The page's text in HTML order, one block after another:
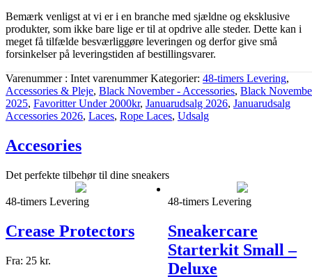
Bemærk venligst at vi er i en branche med sjældne og eksklusive
produkter, som ikke bare lige er til at opdrive alle steder. Dette kan i
meget få tilfælde besværliggøre leveringen og derfor give små
forsinkelser på leveringstiden af bestillingsvarer.
Varenummer Intet varenummerKategorier 48-timers Levering,
Accessories & Pleje, Black November - Accessories, Black
2025, Favoritter Under 2000kr, Januarudsalg 2026, Januarudsalg
Accessories 2026, Laces, Rope Laces, Udsalg
Accesories
Det perfekte tilbehør til dine sneakers
48-timers Levering
Crease Protectors
Fra: 25 kr.
48-timers Levering
Sneakercare
Starterkit Small –
Deluxe